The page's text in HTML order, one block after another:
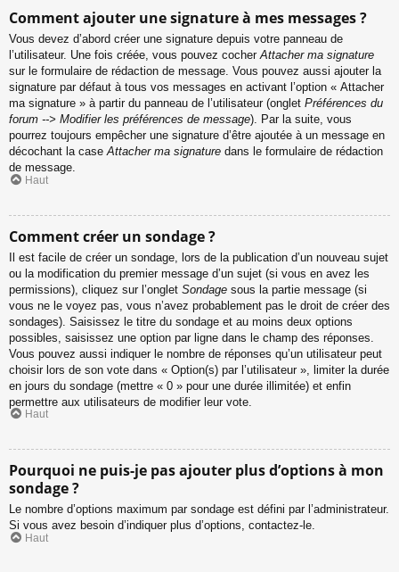
Comment ajouter une signature à mes messages ?
Vous devez d’abord créer une signature depuis votre panneau de
l’utilisateur. Une fois créée, vous pouvez cocherAttacher ma signature
sur le formulaire de rédaction de message. Vous pouvez aussi ajouter la
signature par défaut à tous vos messages en activant l’option « Attacher
ma signature » à partir du panneau de l’utilisateur (onglet Préférences du
forum --> Modifier les préférences de message). Par la suite, vous
pourrez toujours empêcher une signature d’être ajoutée à un message en
décochant la caseAttacher ma signature dans le formulaire de rédaction
de message.
Haut
Comment créer un sondage ?
Il est facile de créer un sondage, lors de la publication d’un nouveau sujet
ou la modification du premier message d’un sujet (si vous en avez les
permissions), cliquez sur l’onglet Sondage sous la partie message (si
vous ne le voyez pas, vous n’avez probablement pas le droit de créer des
sondages). Saisissez le titre du sondage et au moins deux options
possibles, saisissez une option par ligne dans le champ des réponses.
Vous pouvez aussi indiquer le nombre de réponses qu’un utilisateur peut
choisir lors de son vote dans « Option(s) par l’utilisateur », limiter la durée
en jours du sondage (mettre « 0 » pour une durée illimitée) et enfin
permettre aux utilisateurs de modifier leur vote.
Haut
Pourquoi ne puis-je pas ajouter plus d’options à mon
sondage ?
Le nombre d’options maximum par sondage est défini par l’administrateur.
Si vous avez besoin d’indiquer plus d’options, contactez-le.
Haut